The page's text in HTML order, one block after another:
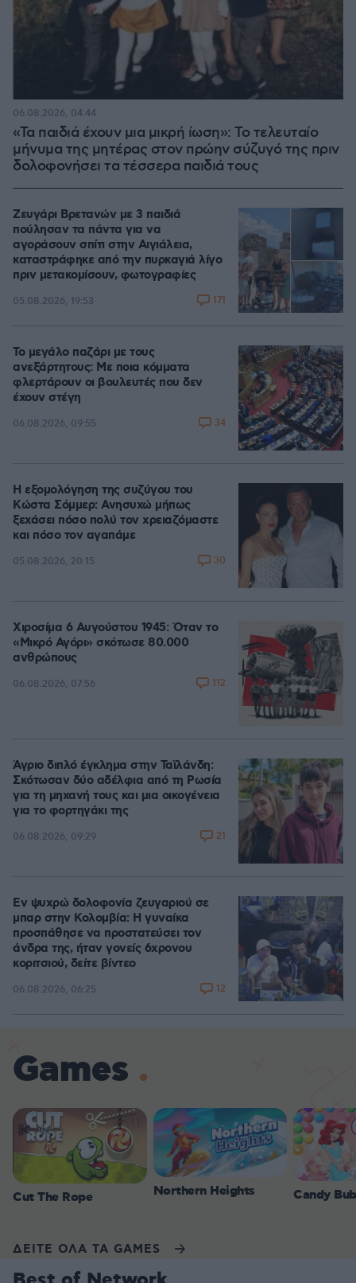
«Τα παιδιά έχουν μια μικρή ίωση»: Το τελευταίο
μήνυμα της μητέρας στον πρώην σύζυγό της πριν
δολοφονήσει τα τέσσερα παιδιά τους
06.08.2026, 04:44
Ζευγάρι Βρετανών με 3 παιδιά
πούλησαν τα πάντα για να
αγοράσουν σπίτι στην Αιγιάλεια,
καταστράφηκε από την πυρκαγιά λίγο
πριν μετακομίσουν, φωτογραφίες
05.08.2026, 19:53 171
Το μεγάλο παζάρι με τους
ανεξάρτητους: Με ποια κόμματα
φλερτάρουν οι βουλευτές που δεν
έχουν στέγη
06.08.2026, 09:55 34
Η εξομολόγηση της συζύγου του
Κώστα Σόμμερ: Ανησυχώ μήπως
ξεχάσει πόσο πολύ τον χρειαζόμαστε
και πόσο τον αγαπάμε
05.08.2026, 20:15 30
Χιροσίμα 6 Αυγούστου 1945: Όταν το
«Μικρό Αγόρι» σκότωσε 80.000
ανθρώπους
06.08.2026, 07:56 112
Άγριο διπλό έγκλημα στην Ταϊλάνδη:
Σκότωσαν δύο αδέλφια από τη Ρωσία
για τη μηχανή τους και μια οικογένεια
για το φορτηγάκι της
06.08.2026, 09:29 21
Εν ψυχρώ δολοφονία ζευγαριού σε
μπαρ στην Κολομβία: Η γυναίκα
προσπάθησε να προστατεύσει τον
άνδρα της, ήταν γονείς 6χρονου
κοριτσιού, δείτε βίντεο
06.08.2026, 06:25 12
Games
Cut The Rope Northern Heights Candy
ΔΕΙΤΕ ΟΛΑ ΤΑ GAMES